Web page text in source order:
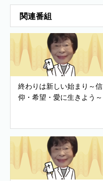
関連番組
終わりは新しい始まり～信
仰・希望・愛に生きよう～